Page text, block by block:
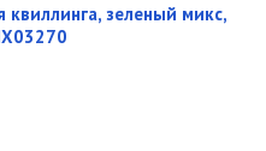
квиллинга, зеленый микс,